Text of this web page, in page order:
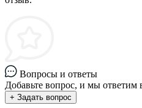
Вопросы и ответы
Добавьте вопрос, и мы ответим
+ Задать вопрос